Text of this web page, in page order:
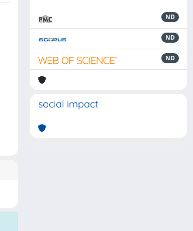
ND
ND
ND
social impact